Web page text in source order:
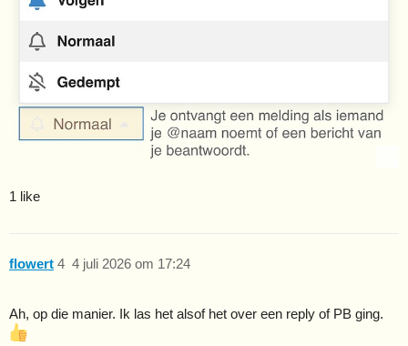
1 like
flowert 4 juli 2026 om 17:24
4
Ah, op die manier. Ik las het alsof het over een reply of PB ging.